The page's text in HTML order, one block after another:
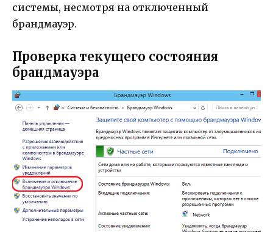
системы, несмотря на отключенный
брандмауэр.
Проверка текущего состояния
брандмауэра